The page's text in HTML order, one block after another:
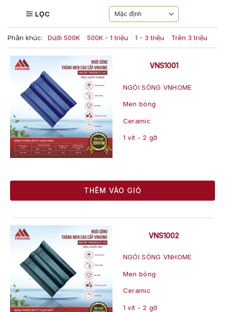
LỌC
Phân khúc: Dưới 500K 500K - 1 triệu 1 - 3 triệu Trên 3 triệu
VNS1001
NGÓI SÓNG VNHOME
Men bóng
Ceramic
1 vít - 2 gờ
THÊM VÀO GIỎ
VNS1002
NGÓI SÓNG VNHOME
Men bóng
Ceramic
1 vít - 2 gờ